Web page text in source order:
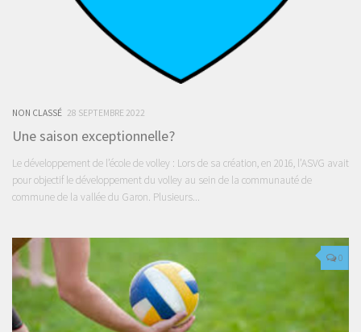
NON CLASSÉ 28 SEPTEMBRE 2022
Une saison exceptionnelle?
Le développement de l’école de volley : Lors de sa création, en 2016, l’ASVG avait
pour objectif le développement du volley au sein de la communauté de
commune de la vallée du Garon. Plusieurs...
0